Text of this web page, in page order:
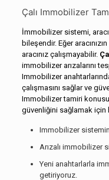
Çalı Immobilizer
İmmobilizer sistemi,
bileşendir. Eğer
aracınız çalışmayabilir.
immobilizer arızalarını
Immobilizer
çalışmasını sağlar ve
Immobilizer tamiri
güvenliğini sağlamak için
Immobilizer
Arızalı immobilizer
Yeni anahtarlarla
getiriyoruz.